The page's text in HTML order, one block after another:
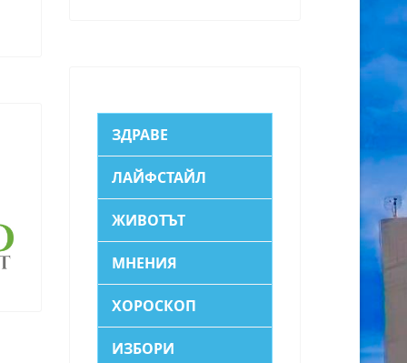
ЗДРАВЕ
ЛАЙФСТАЙЛ
ЖИВОТЪТ
МНЕНИЯ
ХОРОСКОП
ИЗБОРИ